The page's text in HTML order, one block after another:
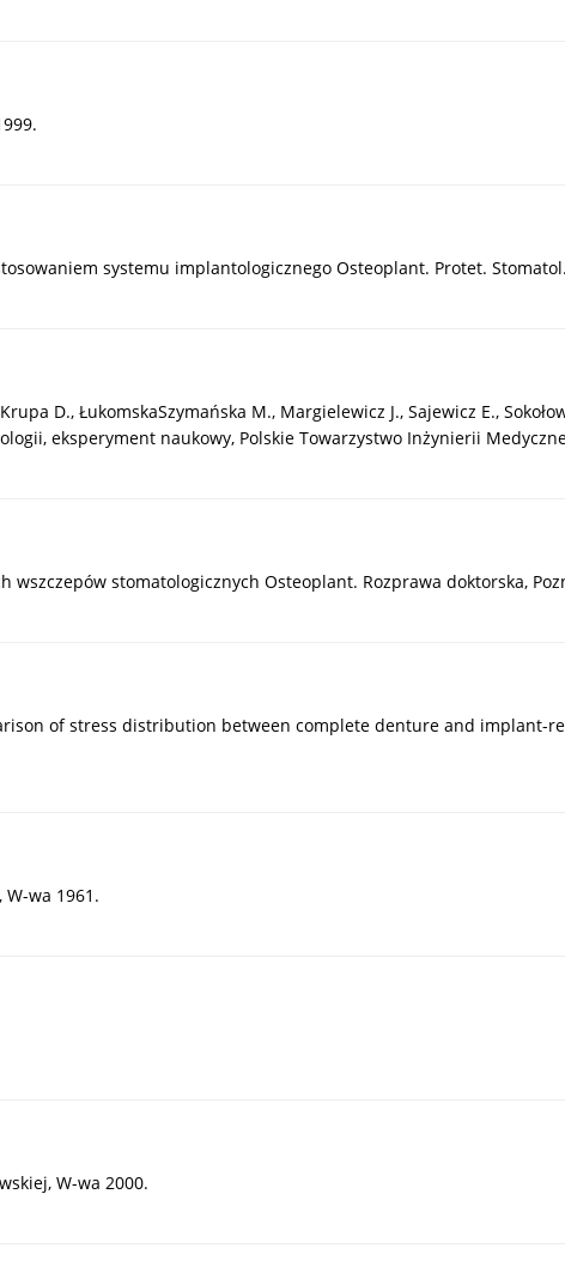
systemu implantologicznego Osteoplant. Protet.
D., ŁukomskaSzymańska M., Margielewicz J., Sajewicz E.,
eksperyment naukowy, Polskie Towarzystwo Inżynierii
wszczepów stomatologicznych Osteoplant. Rozprawa doktorska,
of stress distribution between complete denture and implant-
W-wa 1961.
W-wa 2000.